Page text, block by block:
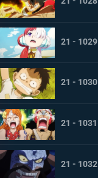
21 - 1029
21 - 1030
21 - 1031
21 - 1032